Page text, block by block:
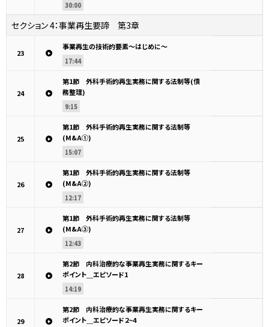
30:00
セクション 4：事業再生要諦 第3章
23
事業再生の技術的要素～はじめに～
17:44
24
第1節 外科手術的再生実務に関する法制等(債
務整理)
9:15
25
第1節 外科手術的再生実務に関する法制等
(M&A①)
15:07
26
第1節 外科手術的再生実務に関する法制等
(M&A②)
12:17
27
第1節 外科手術的再生実務に関する法制等
(M&A③)
12:43
28
第2節 内科治療的な事業再生実務に関するキー
ポイント＿エピソード1
14:19
29
第2節 内科治療的な事業再生実務に関するキー
ポイント＿エピソード２~4